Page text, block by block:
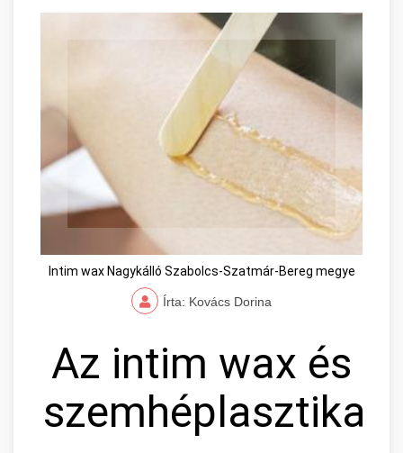
Intim wax Nagykálló Szabolcs-Szatmár-Bereg megye
Írta: Kovács Dorina
Az intim wax és
szemhéplasztika